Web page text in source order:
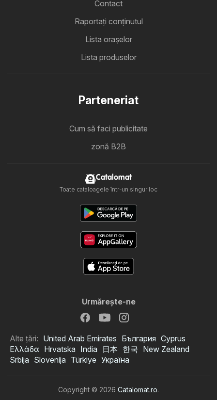
Contact
Raportați conținutul
Lista oraşelor
Lista produselor
Parteneriat
Cum să faci publicitate
zonă B2B
Catalomat
Toate cataloagele într-un singur loc
Urmăreşte-ne
Alte țări: United Arab Emirates България Cyprus
Ελλάδα Hrvatska India 日本 한국 New Zealand
Srbija Slovenija Türkiye Україна
Copyright © 2026 Catalomat.ro.